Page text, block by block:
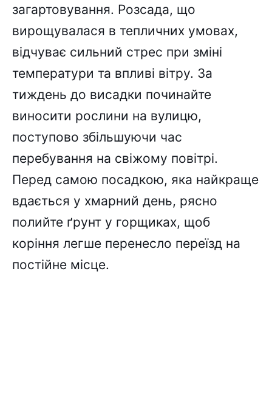
загартовування. Розсада, що
вирощувалася в тепличних умовах,
відчуває сильний стрес при зміні
температури та впливі вітру. За
тиждень до висадки починайте
виносити рослини на вулицю,
поступово збільшуючи час
перебування на свіжому повітрі.
Перед самою посадкою, яка найкраще
вдається у хмарний день, рясно
полийте ґрунт у горщиках, щоб
коріння легше перенесло переїзд на
постійне місце.